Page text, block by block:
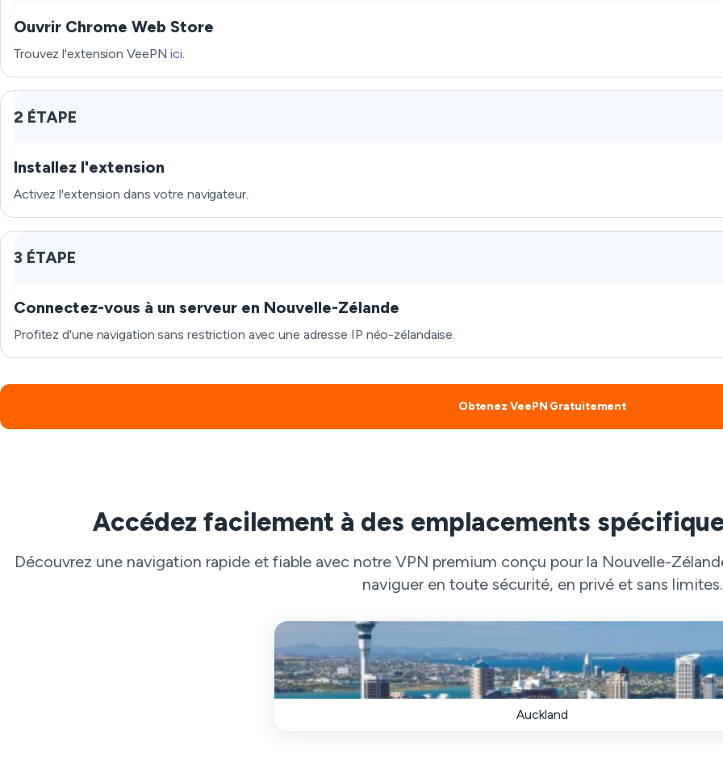
Ouvrir Chrome Web Store
Trouvez l'extension VeePNici.
2 ÉTAPE
Installez l'extension
Activez l'extension dans votre navigateur.
3 ÉTAPE
Connectez-vous à un serveur en Nouvelle-Zélande
Profitez d'une navigation sans restriction avec une adresse IP néo-zélandaise.
Obtenez VeePN Gratuitement
Accédez facilement à des emplacements
Découvrez une navigation rapide et fiable avec notre VPN premium conçu pour la Nouvelle-
naviguer en toute sécurité, en privé et sans limites.
Auckland